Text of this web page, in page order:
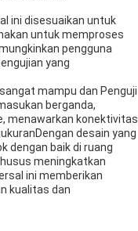
ini disesuaikan untuk
untuk memproses
pengguna
yang
mampu dan Penguji
berganda,
menawarkan konektivitas
desain yang
dengan baik di ruang
meningkatkan
ini memberikan
kualitas dan